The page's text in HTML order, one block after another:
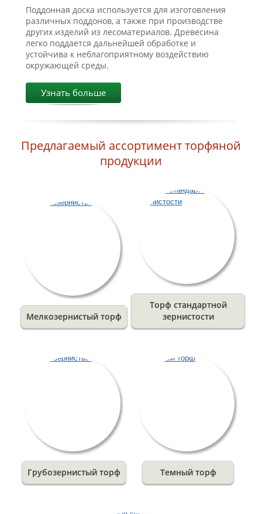
Поддонная доска используется для изготовления
различных поддонов, а также при производстве
других изделий из лесоматериалов. Древесина
легко поддается дальнейшей обработке и
устойчива к неблагоприятному воздействию
окружающей среды.
Узнать больше
Предлагаемый ассортимент торфяной
продукции
Мелкозернистый торф
Торф стандартной
зернистости
Грубозернистый торф Темный торф